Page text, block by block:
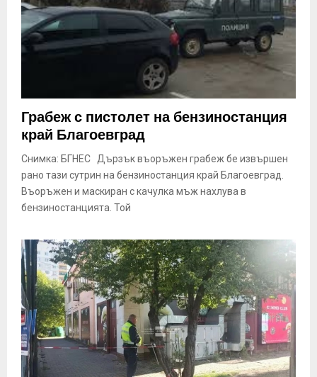
Грабеж с пистолет на бензиностанция
край Благоевград
Снимка: БГНЕС Дързък въоръжен грабеж бе извършен
рано тази сутрин на бензиностанция край Благоевград.
Въоръжен и маскиран с качулка мъж нахлува в
бензиностанцията. Той